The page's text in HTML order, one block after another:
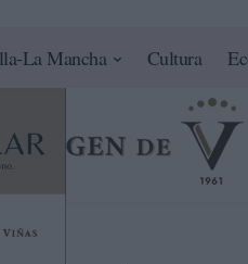
La Mancha Cultura